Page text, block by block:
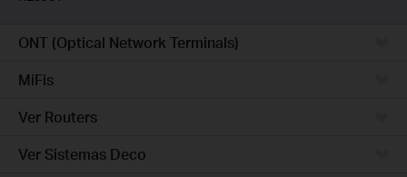
ONT (Optical Network Terminals)
MiFis
Ver Routers
Ver Sistemas Deco